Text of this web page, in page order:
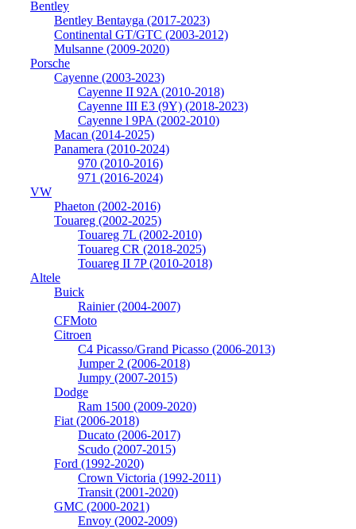
Bentley
Bentley Bentayga (2017-2023)
Continental GT/GTC (2003-2012)
Mulsanne (2009-2020)
Porsche
Cayenne (2003-2023)
Cayenne II 92A (2010-2018)
Cayenne III E3 (9Y) (2018-2023)
Cayenne l 9PA (2002-2010)
Macan (2014-2025)
Panamera (2010-2024)
970 (2010-2016)
971 (2016-2024)
VW
Phaeton (2002-2016)
Touareg (2002-2025)
Touareg 7L (2002-2010)
Touareg CR (2018-2025)
Touareg II 7P (2010-2018)
Altele
Buick
Rainier (2004-2007)
CFMoto
Citroen
C4 Picasso/Grand Picasso (2006-2013)
Jumper 2 (2006-2018)
Jumpy (2007-2015)
Dodge
Ram 1500 (2009-2020)
Fiat (2006-2018)
Ducato (2006-2017)
Scudo (2007-2015)
Ford (1992-2020)
Crown Victoria (1992-2011)
Transit (2001-2020)
GMC (2000-2021)
Envoy (2002-2009)